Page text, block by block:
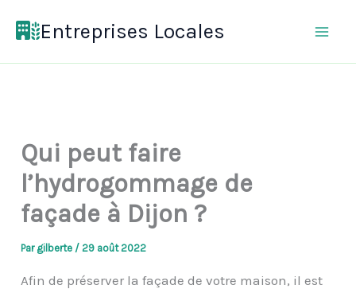
Entreprises Locales
Qui peut faire
l’hydrogommage de
façade à Dijon ?
Par gilberte /29 août 2022
Afin de préserver la façade de votre maison, il est